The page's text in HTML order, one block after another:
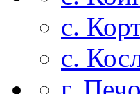
с.
с.